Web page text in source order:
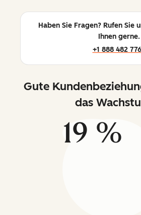
Haben Sie Fragen? Rufen Sie
Ihnen gerne.
+1 888 482
Gute
das
19 %